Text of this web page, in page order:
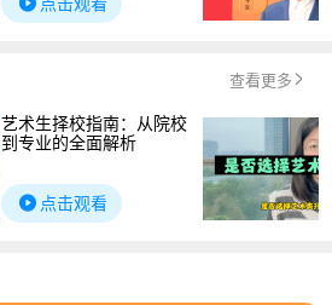
查看更多
艺术生择校指南：从院校
到专业的全面解析
点击观看